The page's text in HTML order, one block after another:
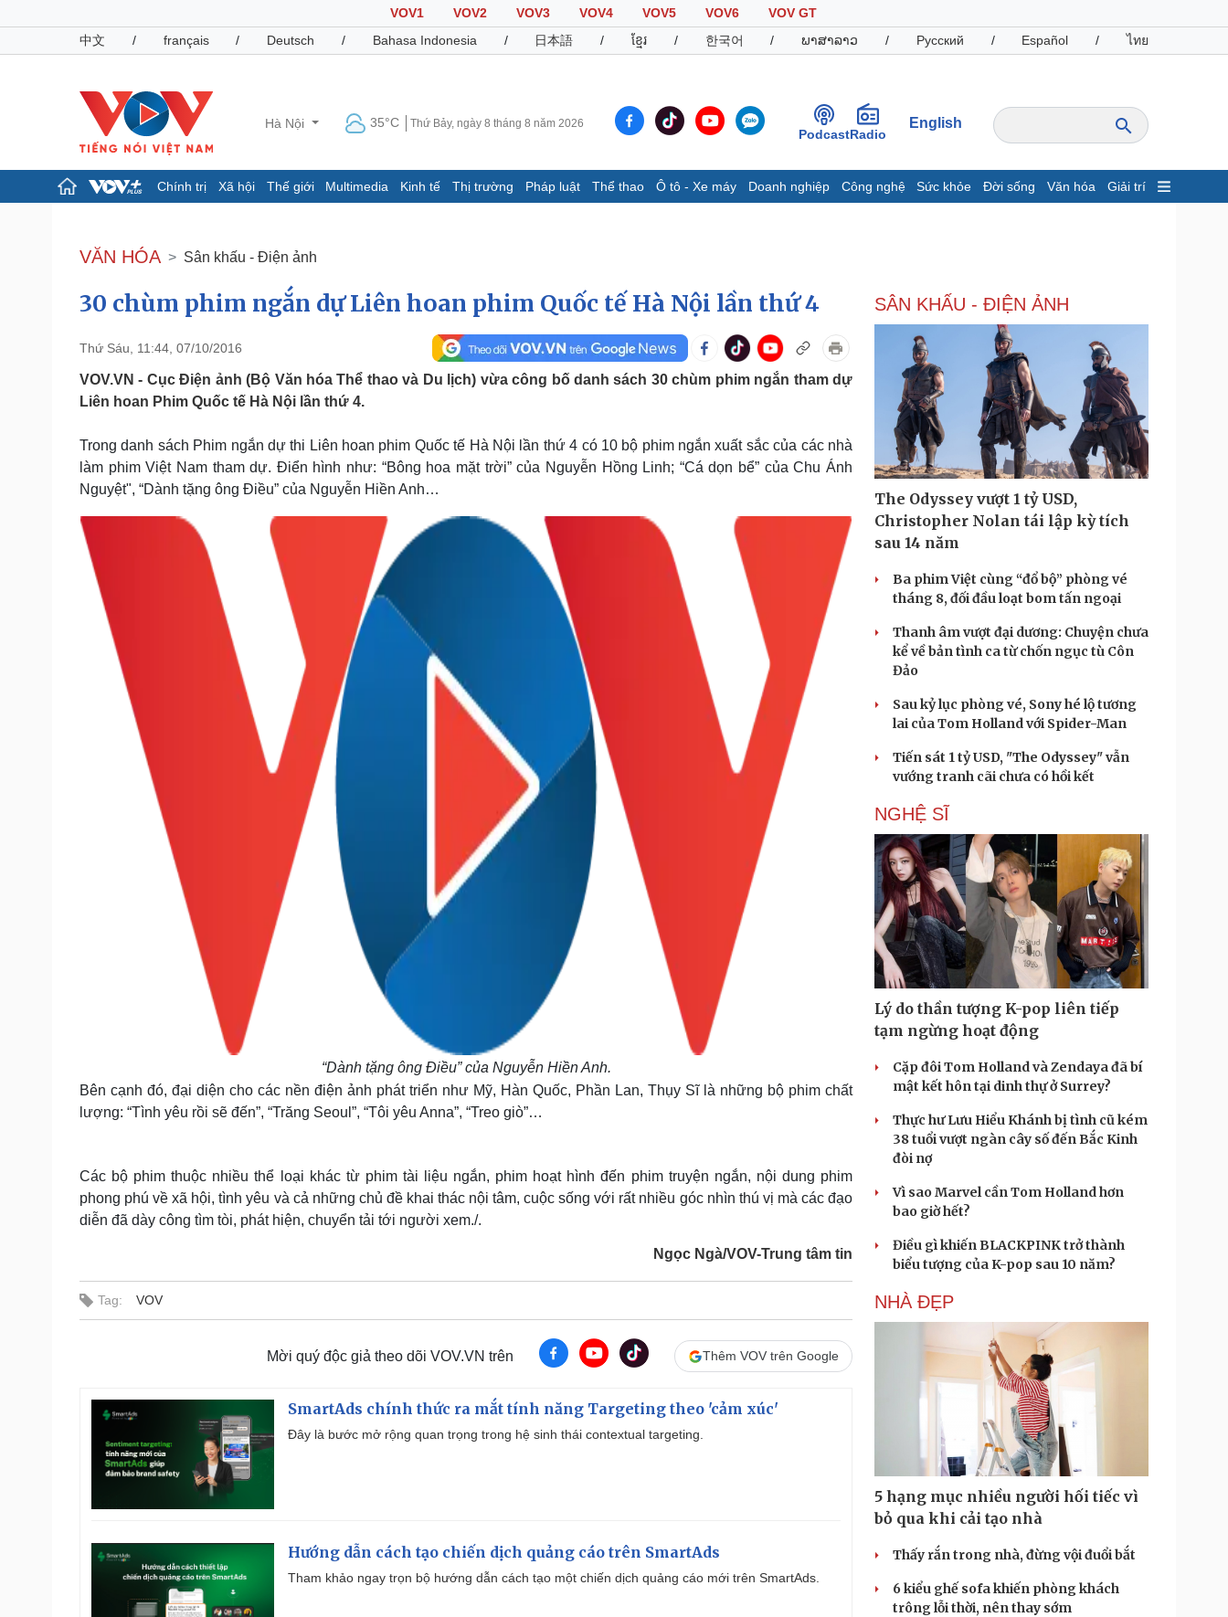
VOV1 VOV2 VOV3 VOV4 VOV5 VOV6
VOV GT
中文
/ français / Deutsch / Bahasa Indonesia / 日本語 / ខ្មែរ / 한국어 / ພາສາລາວ / Русский / Español / ไทย
Hà Nội 35°C Thứ Bảy, ngày 8 tháng 8 năm 2026
PodcastRadio
English
Chính trị Xã hội Thế giới Multimedia Kinh tế Thị trường Pháp luật Thể thao Ô tô - Xe máy Doanh nghiệp Công nghệ Sức khỏe Đời sống Văn hóa Giải trí
Đảng
Tổ chức nhân sự
Nhận diện sự thật
Tin 24h
Dự báo thời tiết
Giáo dục
Dấu ấn VOV
Infographic
Chứng khoán
Giá cà phê
Pháp luật
Vụ án
Tư vấn luật
Quân sự - Quốc phòng
Vũ khí
Phân tích
Thể thao
Thế giới thể thao
Hậu trường
Ô tô - Xe máy
Tư vấn
Doanh nghiệp
Thông tin doanh nghiệp
Doanh nghiệp 24h
Doanh nhân
Vì cộng đồng
Công nghệ
Sành điệu
Tin Công nghệ
Trải nghiệm
Chuyển đổi số
Dinh dưỡng - món ngon
Cây thuốc
Sản phụ khoa
Nhi khoa
Nam khoa
Làm đẹp - giảm cân
Phòng mạch online
Ăn sạch sống khỏe
Nhà đẹp
Blog
Tình yêu - Gia đình
Sân khấu - Điện ảnh
Nghệ sĩ
Thời trang
Sao Việt
Tư vấn
Săn Tour
check-in
Podcast
Câu chuyện thời sự
Cửa sổ tình yêu
Kể chuyện cho bé
Hạt giống tâm hồn
Cải chính
VĂN HÓA Sân khấu - Điện ảnh
30 chùm phim ngắn dự Liên hoan phim Quốc tế Hà Nội lần thứ 4
Thứ Sáu, 11:44, 07/10/2016
VOV.VN - Cục Điện ảnh (Bộ Văn hóa Thể thao và Du lịch) vừa công bố danh sách 30 chùm phim ngắn tham dự
Liên hoan Phim Quốc tế Hà Nội lần thứ 4.
Trong danh sách Phim ngắn dự thi Liên hoan phim Quốc tế Hà Nội lần thứ 4 có 10 bộ phim ngắn xuất sắc của các nhà
làm phim Việt Nam tham dự. Điển hình như: “Bông hoa mặt trời” của Nguyễn Hồng Linh; “Cá dọn bể” của Chu Ánh
Nguyệt", “Dành tặng ông Điều” của Nguyễn Hiền Anh…
“Dành tặng ông Điều” của Nguyễn Hiền Anh.
Bên cạnh đó, đại diện cho các nền điện ảnh phát triển như Mỹ, Hàn Quốc, Phần Lan, Thụy Sĩ là những bộ phim chất
lượng: “Tình yêu rồi sẽ đến”, “Trăng Seoul”, “Tôi yêu Anna”, “Treo giò”…
Các bộ phim thuộc nhiều thể loại khác từ phim tài liệu ngắn, phim hoạt hình đến phim truyện ngắn, nội dung phim
phong phú về xã hội, tình yêu và cả những chủ đề khai thác nội tâm, cuộc sống với rất nhiều góc nhìn thú vị mà các đạo
diễn đã dày công tìm tòi, phát hiện, chuyển tải tới người xem./.
Ngọc Ngà/VOV-Trung tâm tin
Tag: VOV
Mời quý độc giả theo dõi VOV.VN trên Thêm VOV trên Google
SmartAds chính thức ra mắt tính năng Targeting theo 'cảm xúc'
Đây là bước mở rộng quan trọng trong hệ sinh thái contextual targeting.
Hướng dẫn cách tạo chiến dịch quảng cáo trên SmartAds
Tham khảo ngay trọn bộ hướng dẫn cách tạo một chiến dịch quảng cáo mới trên SmartAds.
SÂN KHẤU - ĐIỆN ẢNH
The Odyssey vượt 1 tỷ USD,
Christopher Nolan tái lập kỳ tích
sau 14 năm
Ba phim Việt cùng “đổ bộ” phòng vé
tháng 8, đối đầu loạt bom tấn ngoại
Thanh âm vượt đại dương: Chuyện chưa
kể về bản tình ca từ chốn ngục tù Côn
Đảo
Sau kỷ lục phòng vé, Sony hé lộ tương
lai của Tom Holland với Spider-Man
Tiến sát 1 tỷ USD, "The Odyssey" vẫn
vướng tranh cãi chưa có hồi kết
NGHỆ SĨ
Lý do thần tượng K-pop liên tiếp
tạm ngừng hoạt động
Cặp đôi Tom Holland và Zendaya đã bí
mật kết hôn tại dinh thự ở Surrey?
Thực hư Lưu Hiểu Khánh bị tình cũ kém
38 tuổi vượt ngàn cây số đến Bắc Kinh
đòi nợ
Vì sao Marvel cần Tom Holland hơn
bao giờ hết?
Điều gì khiến BLACKPINK trở thành
biểu tượng của K-pop sau 10 năm?
NHÀ ĐẸP
5 hạng mục nhiều người hối tiếc vì
bỏ qua khi cải tạo nhà
Thấy rắn trong nhà, đừng vội đuổi bắt
6 kiểu ghế sofa khiến phòng khách
trông lỗi thời, nên thay sớm